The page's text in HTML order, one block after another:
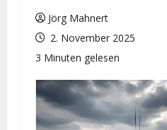
Jörg Mahnert
2. November 2025
3 Minuten gelesen